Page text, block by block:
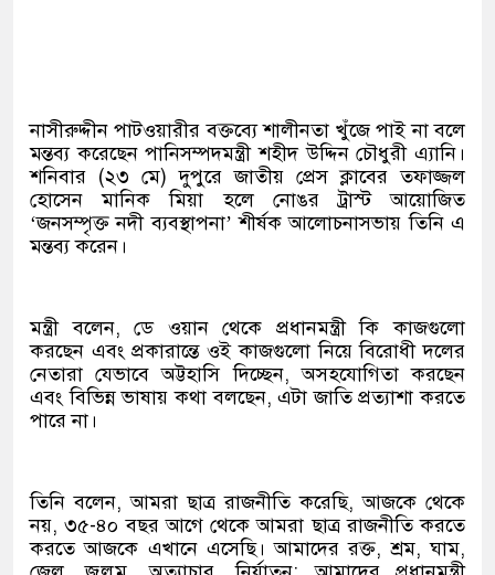
নাসীরুদ্দীন পাটওয়ারীর বক্তব্যে শালীনতা খুঁজে পাই না বলে
মন্তব্য করেছেন পানিসম্পদমন্ত্রী শহীদ উদ্দিন চৌধুরী এ্যানি।
শনিবার (২৩ মে) দুপুরে জাতীয় প্রেস ক্লাবের তফাজ্জল
হোসেন মানিক মিয়া হলে নোঙর ট্রাস্ট আয়োজিত
‘জনসম্পৃক্ত নদী ব্যবস্থাপনা’ শীর্ষক আলোচনাসভায় তিনি এ
মন্তব্য করেন।
মন্ত্রী বলেন, ডে ওয়ান থেকে প্রধানমন্ত্রী কি কাজগুলো
করছেন এবং প্রকারান্তে ওই কাজগুলো নিয়ে বিরোধী দলের
নেতারা যেভাবে অট্টহাসি দিচ্ছেন, অসহযোগিতা করছেন
এবং বিভিন্ন ভাষায় কথা বলছেন, এটা জাতি প্রত্যাশা করতে
পারে না।
তিনি বলেন, আমরা ছাত্র রাজনীতি করেছি, আজকে থেকে
নয়, ৩৫-৪০ বছর আগে থেকে আমরা ছাত্র রাজনীতি করতে
করতে আজকে এখানে এসেছি। আমাদের রক্ত, শ্রম, ঘাম,